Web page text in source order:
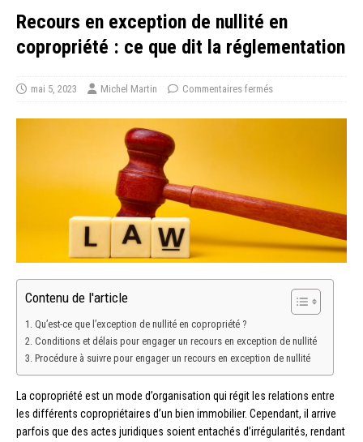
Recours en exception de nullité en
copropriété : ce que dit la réglementation
mai 5, 2023 Michel Martin Commentaires fermés
Contenu de l'article
Qu’est-ce que l’exception de nullité en copropriété ?
Conditions et délais pour engager un recours en exception de nullité
Procédure à suivre pour engager un recours en exception de nullité
La copropriété est un mode d’organisation qui régit les relations entre
les différents copropriétaires d’un bien immobilier. Cependant, il arrive
parfois que des actes juridiques soient entachés d’irrégularités, rendant